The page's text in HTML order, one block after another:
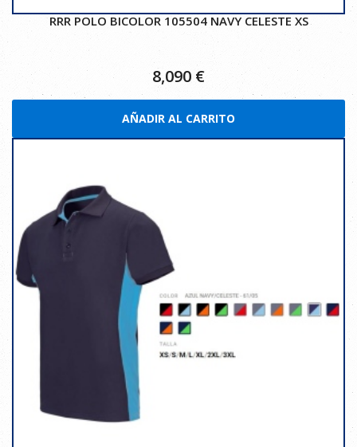
RRR POLO BICOLOR 105504 NAVY CELESTE XS
8,090 €
AÑADIR AL CARRITO